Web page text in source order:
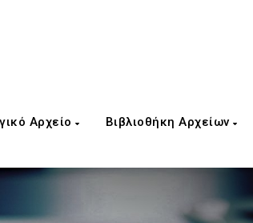
Αρχείο Βιβλιοθήκη Αρχείων